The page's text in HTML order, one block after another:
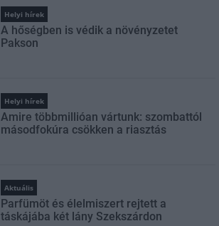
Helyi hírek
A hőségben is védik a növényzetet
Pakson
Helyi hírek
Amire többmillióan vártunk: szombattól
másodfokúra csökken a riasztás
Aktuális
Parfümöt és élelmiszert rejtett a
táskájába két lány Szekszárdon